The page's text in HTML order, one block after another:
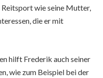
wie seine Mutter,
die er mit
hilft Frederik auch seiner
wie zum Beispiel bei der